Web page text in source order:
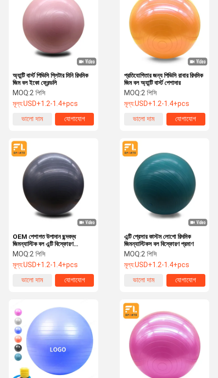
প্রতিযোগিতার জন্য পিভিসি রাবার রিদমিক
জিম বল অ্যান্টি বার্স্ট পেশাদার
MOQ:2 পিসি
মূল্য:USD+1.2-1.4+pcs
ভালো দাম
যোগাযোগ
অ্যান্টি বার্স্ট পিভিসি গ্লিটার মিনি রিদমিক
জিম বল ইকো ফ্রেন্ডলি
MOQ:2 পিসি
মূল্য:USD+1.2-1.4+pcs
ভালো দাম
যোগাযোগ
এন্টি প্রেসার কাস্টম লোগো রিদমিক
জিমন্যাস্টিকস বল বিস্ফোরণ প্রমাণ
MOQ:2 পিসি
মূল্য:USD+1.2-1.4+pcs
ভালো দাম
যোগাযোগ
OEM পেশাগত উপাদান ছন্দবদ্ধ
জিমন্যাস্টিক বল এন্টি বিস্ফোরণ
কাস্টমাইজড
MOQ:2 পিসি
মূল্য:USD+1.2-1.4+pcs
ভালো দাম
যোগাযোগ